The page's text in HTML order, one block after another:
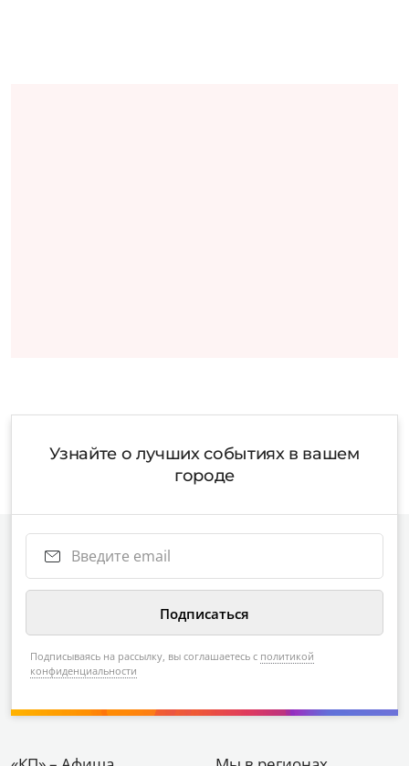
Узнайте о лучших событиях в вашем
городе
Подписываясь на рассылку, вы соглашаетесь с политикой
конфиденциальности